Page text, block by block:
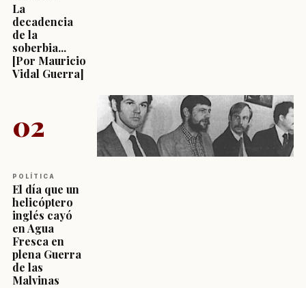
La
decadencia
de la
soberbia...
[Por Mauricio
Vidal Guerra]
02
POLÍTICA
El día que un
helicóptero
inglés cayó
en Agua
Fresca en
plena Guerra
de las
Malvinas